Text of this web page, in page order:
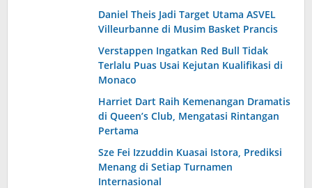
Daniel Theis Jadi Target Utama ASVEL
Villeurbanne di Musim Basket Prancis
Verstappen Ingatkan Red Bull Tidak
Terlalu Puas Usai Kejutan Kualifikasi di
Monaco
Harriet Dart Raih Kemenangan Dramatis
di Queen’s Club, Mengatasi Rintangan
Pertama
Sze Fei Izzuddin Kuasai Istora, Prediksi
Menang di Setiap Turnamen
Internasional